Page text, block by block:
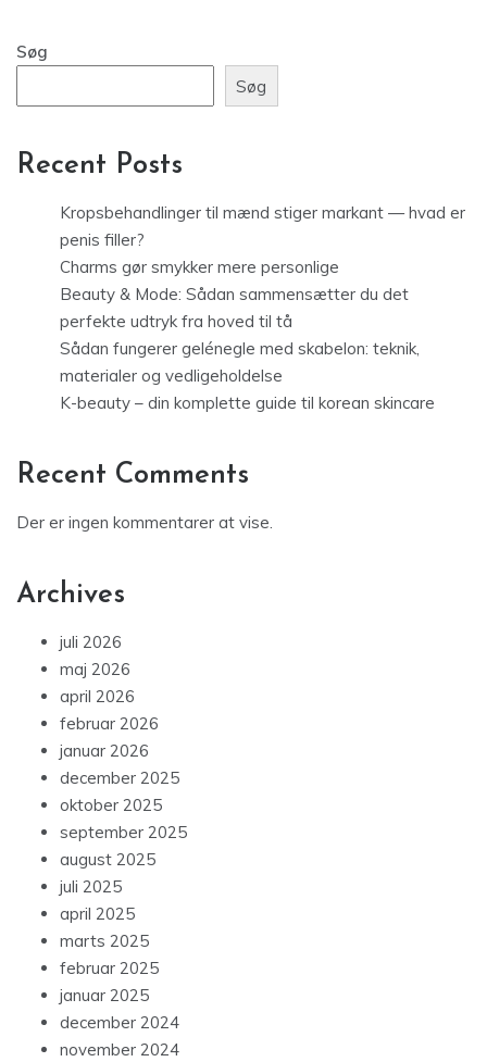
Søg
Søg
Recent Posts
Kropsbehandlinger til mænd stiger markant — hvad er
penis filler?
Charms gør smykker mere personlige
Beauty & Mode: Sådan sammensætter du det
perfekte udtryk fra hoved til tå
Sådan fungerer gelénegle med skabelon: teknik,
materialer og vedligeholdelse
K-beauty – din komplette guide til korean skincare
Recent Comments
Der er ingen kommentarer at vise.
Archives
juli 2026
maj 2026
april 2026
februar 2026
januar 2026
december 2025
oktober 2025
september 2025
august 2025
juli 2025
april 2025
marts 2025
februar 2025
januar 2025
december 2024
november 2024